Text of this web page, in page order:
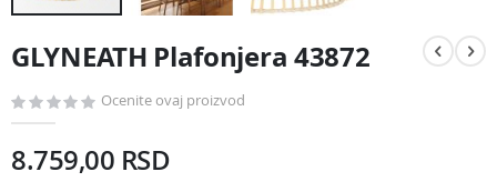
početak
galerije
GLYNEATH Plafonjera 43872
Ocenite ovaj proizvod
8.759,00 RSD